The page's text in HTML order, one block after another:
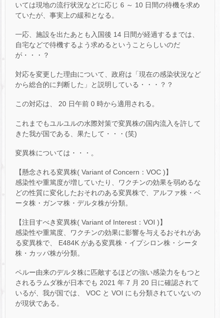
いては現地の流行状況などに応じ 6 ～ 10 日間の待機を求め
ていたが、事実上の緩和となる。
一応、施設を出たあとも入国後 14 日間が経過するまでは、
自宅などで待機するよう求めるということらしいのだ
が・・・？
対応を変更した理由について、政府は「現在の感染状況など
から総合的に判断した」と説明している・・・？？
この対応は、 20 日午前 0 時から適用される。
これまでもユルユルの水際対策で変異株の国内流入を許して
きた我が国である、果たして・・・(笑)
変異株については・・・。
【懸念される変異株( Variant of Concern：VOC )】
感染性や重篤度が増していたり、ワクチンの効果を弱めるな
どの性質に変化したおそれのある変異株で、アルファ株・ベ
ータ株・ガンマ株・デルタ株が分類。
【注目すべき変異株( Variant of Interest：VOI )】
感染性や重篤度、ワクチンの効果に影響を与えるおそれがあ
る変異株で、 E484K がある変異株・イプシロン株・シータ
株・カッパ株が分類。
ペルー由来のデルタ株に匹敵するほどの強い感染力をもつと
されるラムダ株が日本でも 2021 年 7 月 20 日に確認されて
いるが、我が国では、 VOC と VOI にも分類されていないの
が現状である。